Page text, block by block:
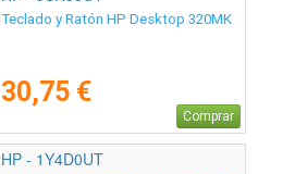
Teclado y Ratón HP Desktop 320MK
30,75 €
Comprar
HP - 1Y4D0UT